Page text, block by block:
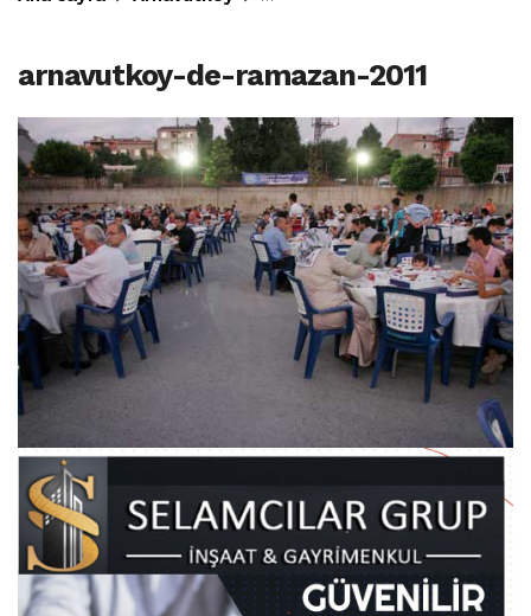
arnavutkoy-de-ramazan-2011